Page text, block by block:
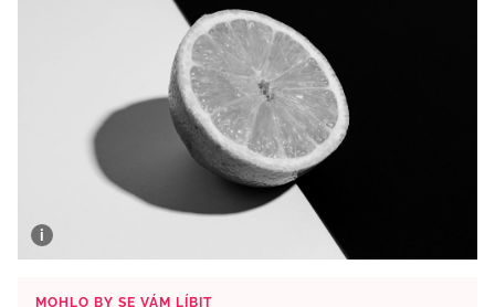
MOHLO BY SE VÁM LÍBIT